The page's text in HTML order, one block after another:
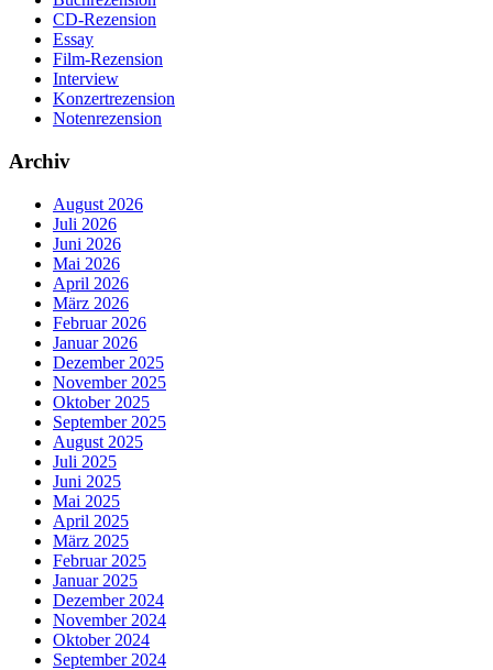
CD-Rezension
Essay
Film-Rezension
Interview
Konzertrezension
Notenrezension
Archiv
August 2026
Juli 2026
Juni 2026
Mai 2026
April 2026
März 2026
Februar 2026
Januar 2026
Dezember 2025
November 2025
Oktober 2025
September 2025
August 2025
Juli 2025
Juni 2025
Mai 2025
April 2025
März 2025
Februar 2025
Januar 2025
Dezember 2024
November 2024
Oktober 2024
September 2024